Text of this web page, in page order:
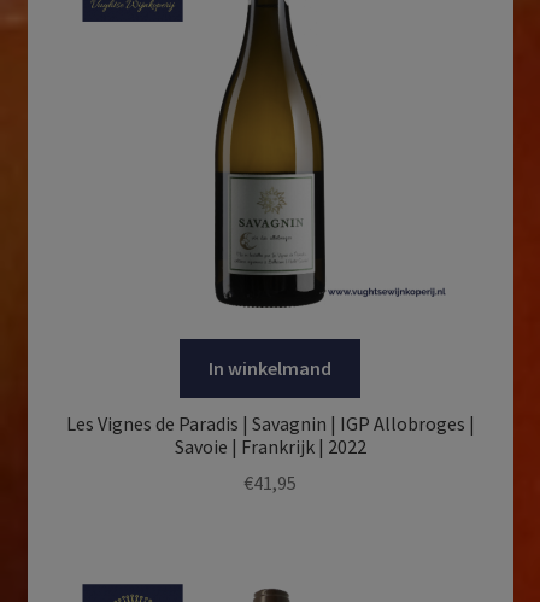
In winkelmand
Les Vignes de Paradis | Savagnin | IGP Allobroges |
Savoie | Frankrijk | 2022
€41,95